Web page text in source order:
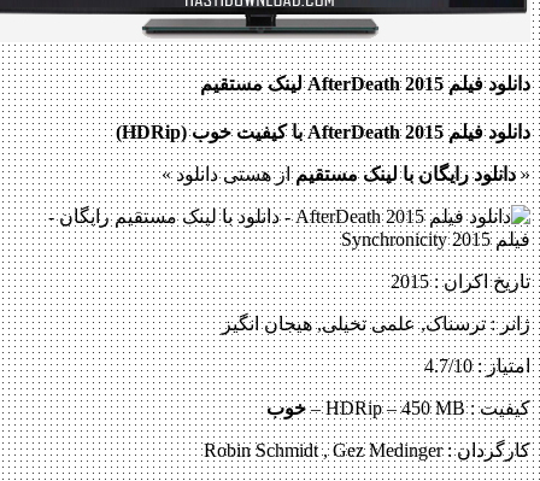
دانلود فیلم AfterDeath 2015 لینک مستقیم
دانلود فیلم AfterDeath 2015 با کیفیت خوب (HDRip)
«دانلود رایگان با لینک مستقیماز هستی دانلود »
تاریخ اکران : 2015
ژانر : ترسناک, علمی تخیلی, هیجان انگیز
امتیاز : 4.7/10
کیفیت : HDRip – 450 MB – خوب
کارگردان : Robin Schmidt , Gez Medinger